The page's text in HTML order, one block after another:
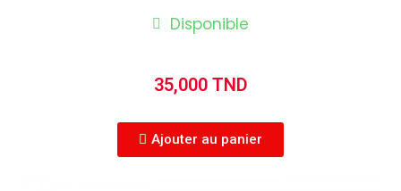
Disponible
35,000 TND
Ajouter au panier